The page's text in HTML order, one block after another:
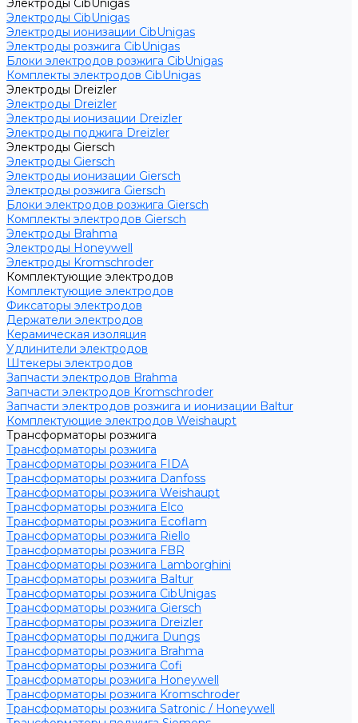
Электроды CibUnigas
Электроды CibUnigas
Электроды ионизации CibUnigas
Электроды розжига CibUnigas
Блоки электродов розжига CibUnigas
Комплекты электродов CibUnigas
Электроды Dreizler
Электроды Dreizler
Электроды ионизации Dreizler
Электроды поджига Dreizler
Электроды Giersch
Электроды Giersch
Электроды ионизации Giersch
Электроды розжига Giersch
Блоки электродов розжига Giersch
Комплекты электродов Giersch
Электроды Brahma
Электроды Honeywell
Электроды Kromschroder
Комплектующие электродов
Комплектующие электродов
Фиксаторы электродов
Держатели электродов
Керамическая изоляция
Удлинители электродов
Штекеры электродов
Запчасти электродов Brahma
Запчасти электродов Kromschroder
Запчасти электродов розжига и ионизации Baltur
Комплектующие электродов Weishaupt
Трансформаторы розжига
Трансформаторы розжига
Трансформаторы розжига FIDA
Трансформаторы розжига Danfoss
Трансформаторы розжига Weishaupt
Трансформаторы розжига Elco
Трансформаторы розжига Ecoflam
Трансформаторы розжига Riello
Трансформаторы розжига FBR
Трансформаторы розжига Lamborghini
Трансформаторы розжига Baltur
Трансформаторы розжига CibUnigas
Трансформаторы розжига Giersch
Трансформаторы розжига Dreizler
Трансформаторы поджига Dungs
Трансформаторы розжига Brahma
Трансформаторы розжига Cofi
Трансформаторы розжига Honeywell
Трансформаторы розжига Kromschroder
Трансформаторы розжига Satronic / Honeywell